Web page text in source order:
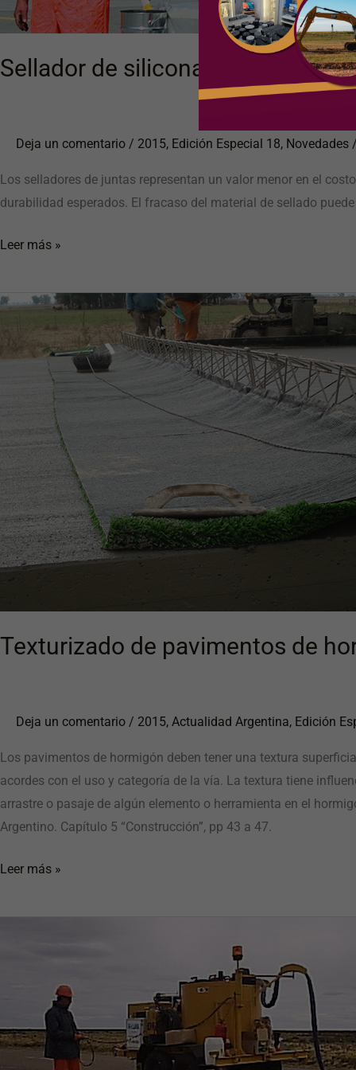
Sellador de silicona de bajo
Deja un comentario / 2015, Edición Especial 18, Novedades /
Los selladores de juntas representan un valor menor en el
durabilidad esperados. El fracaso del material de sellado
Leer más »
Texturizado de pavimentos de
Deja un comentario / 2015, Actualidad Argentina, Edición
Los pavimentos de hormigón deben tener una textura
acordes con el uso y categoría de la vía. La textura tiene
arrastre o pasaje de algún elemento o herramienta en el
Argentino. Capítulo 5 “Construcción”, pp 43 a 47.
Texturizado
pavimentos
Leer más »